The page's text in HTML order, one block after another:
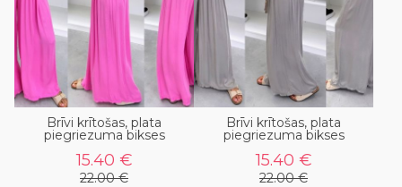
Brīvi krītošas, plata
piegriezuma bikses
15.40 €
22.00 €
Brīvi krītošas, plata
piegriezuma bikses
15.40 €
22.00 €